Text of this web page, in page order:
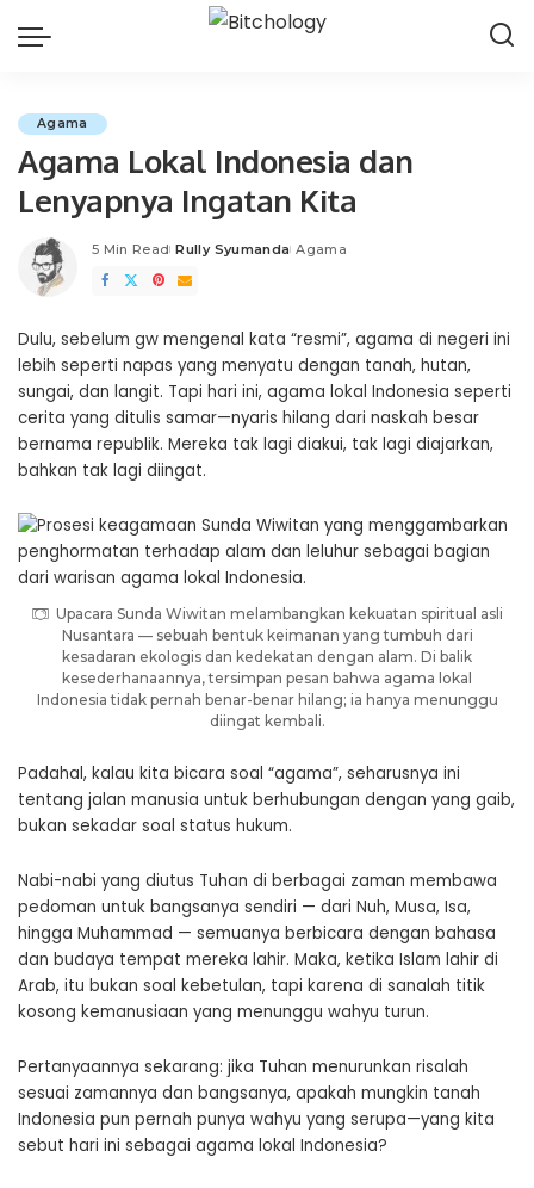
Agama
Agama Lokal Indonesia dan
Lenyapnya Ingatan Kita
5 Min Read
Posted
by
Rully Syumanda Agama
Dulu, sebelum gw mengenal kata “resmi”, agama di negeri ini
lebih seperti napas yang menyatu dengan tanah, hutan,
sungai, dan langit. Tapi hari ini, agama lokal Indonesia seperti
cerita yang ditulis samar—nyaris hilang dari naskah besar
bernama republik. Mereka tak lagi diakui, tak lagi diajarkan,
bahkan tak lagi diingat.
Upacara Sunda Wiwitan melambangkan kekuatan spiritual asli
Nusantara — sebuah bentuk keimanan yang tumbuh dari
kesadaran ekologis dan kedekatan dengan alam. Di balik
kesederhanaannya, tersimpan pesan bahwa agama lokal
Indonesia tidak pernah benar-benar hilang; ia hanya menunggu
diingat kembali.
Padahal, kalau kita bicara soal “agama”, seharusnya ini
tentang jalan manusia untuk berhubungan dengan yang gaib,
bukan sekadar soal status hukum.
Nabi-nabi yang diutus Tuhan di berbagai zaman membawa
pedoman untuk bangsanya sendiri — dari Nuh, Musa, Isa,
hingga Muhammad — semuanya berbicara dengan bahasa
dan budaya tempat mereka lahir. Maka, ketika Islam lahir di
Arab, itu bukan soal kebetulan, tapi karena di sanalah titik
kosong kemanusiaan yang menunggu wahyu turun.
Pertanyaannya sekarang: jika Tuhan menurunkan risalah
sesuai zamannya dan bangsanya, apakah mungkin tanah
Indonesia pun pernah punya wahyu yang serupa—yang kita
sebut hari ini sebagai agama lokal Indonesia?